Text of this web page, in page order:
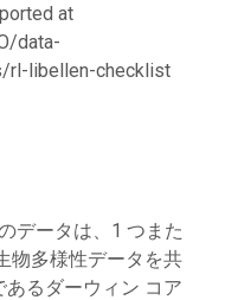
at
data-
rl-libellen-checklist
データは、1 つまた
物多様性データを共
るダーウィン コア